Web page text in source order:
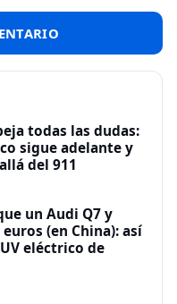
todas las dudas:
sigue adelante y
del 911
un Audi Q7 y
(en China): así
eléctrico de